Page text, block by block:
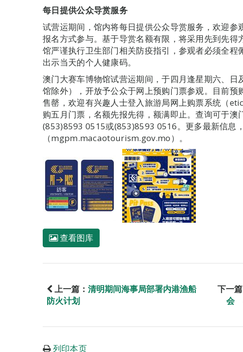
每日提供公众导赏服务
试营运期间，馆内将每日提供公众导赏服务，欢迎参
报名方式参与。基于导赏名额有限，将采用先到先得
馆严谨执行卫生部门相关防疫指引，参观者必须全程
出示当天的个人健康码。
澳门大赛车博物馆试营运期间，于四月逢星期六、日
馆除外），开放予公众于网上预购门票参观。目前预
售罄，欢迎有兴趣人士登入旅游局网上购票系统（
购五月门票，名额先报先得，额满即止。查询可于澳
(853)8593 0515或(853)8593 0516。更多最新信息
（mgpm.macaotourism.gov.mo）。
查看图库
上一篇： 清明期间海事局部署内港渔船
防火计划
下一篇
会
列印本页